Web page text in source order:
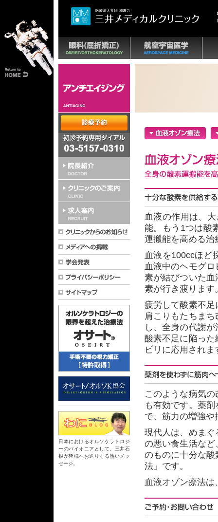
日本におけるオルソケラトロジ
ーのパイオニアとして、三井石
根が皆様へお送りする熱いメッ
セージ。
血液の作用は、
能。もう1つは酸
運搬能を高める治
血液を100ccほど
血液中のヘモグ
素が結びついた
素が行き渡ります
疲労して酸素不
肩こりもたちま
し、全身の代謝
酸素不足に陥っ
ビリに応用されま
このような病気
も有効です。薬
で、筋力の増強
現代人は、めま
の悪い食生活な
のものに十分な
法」です。
血液オゾン療法